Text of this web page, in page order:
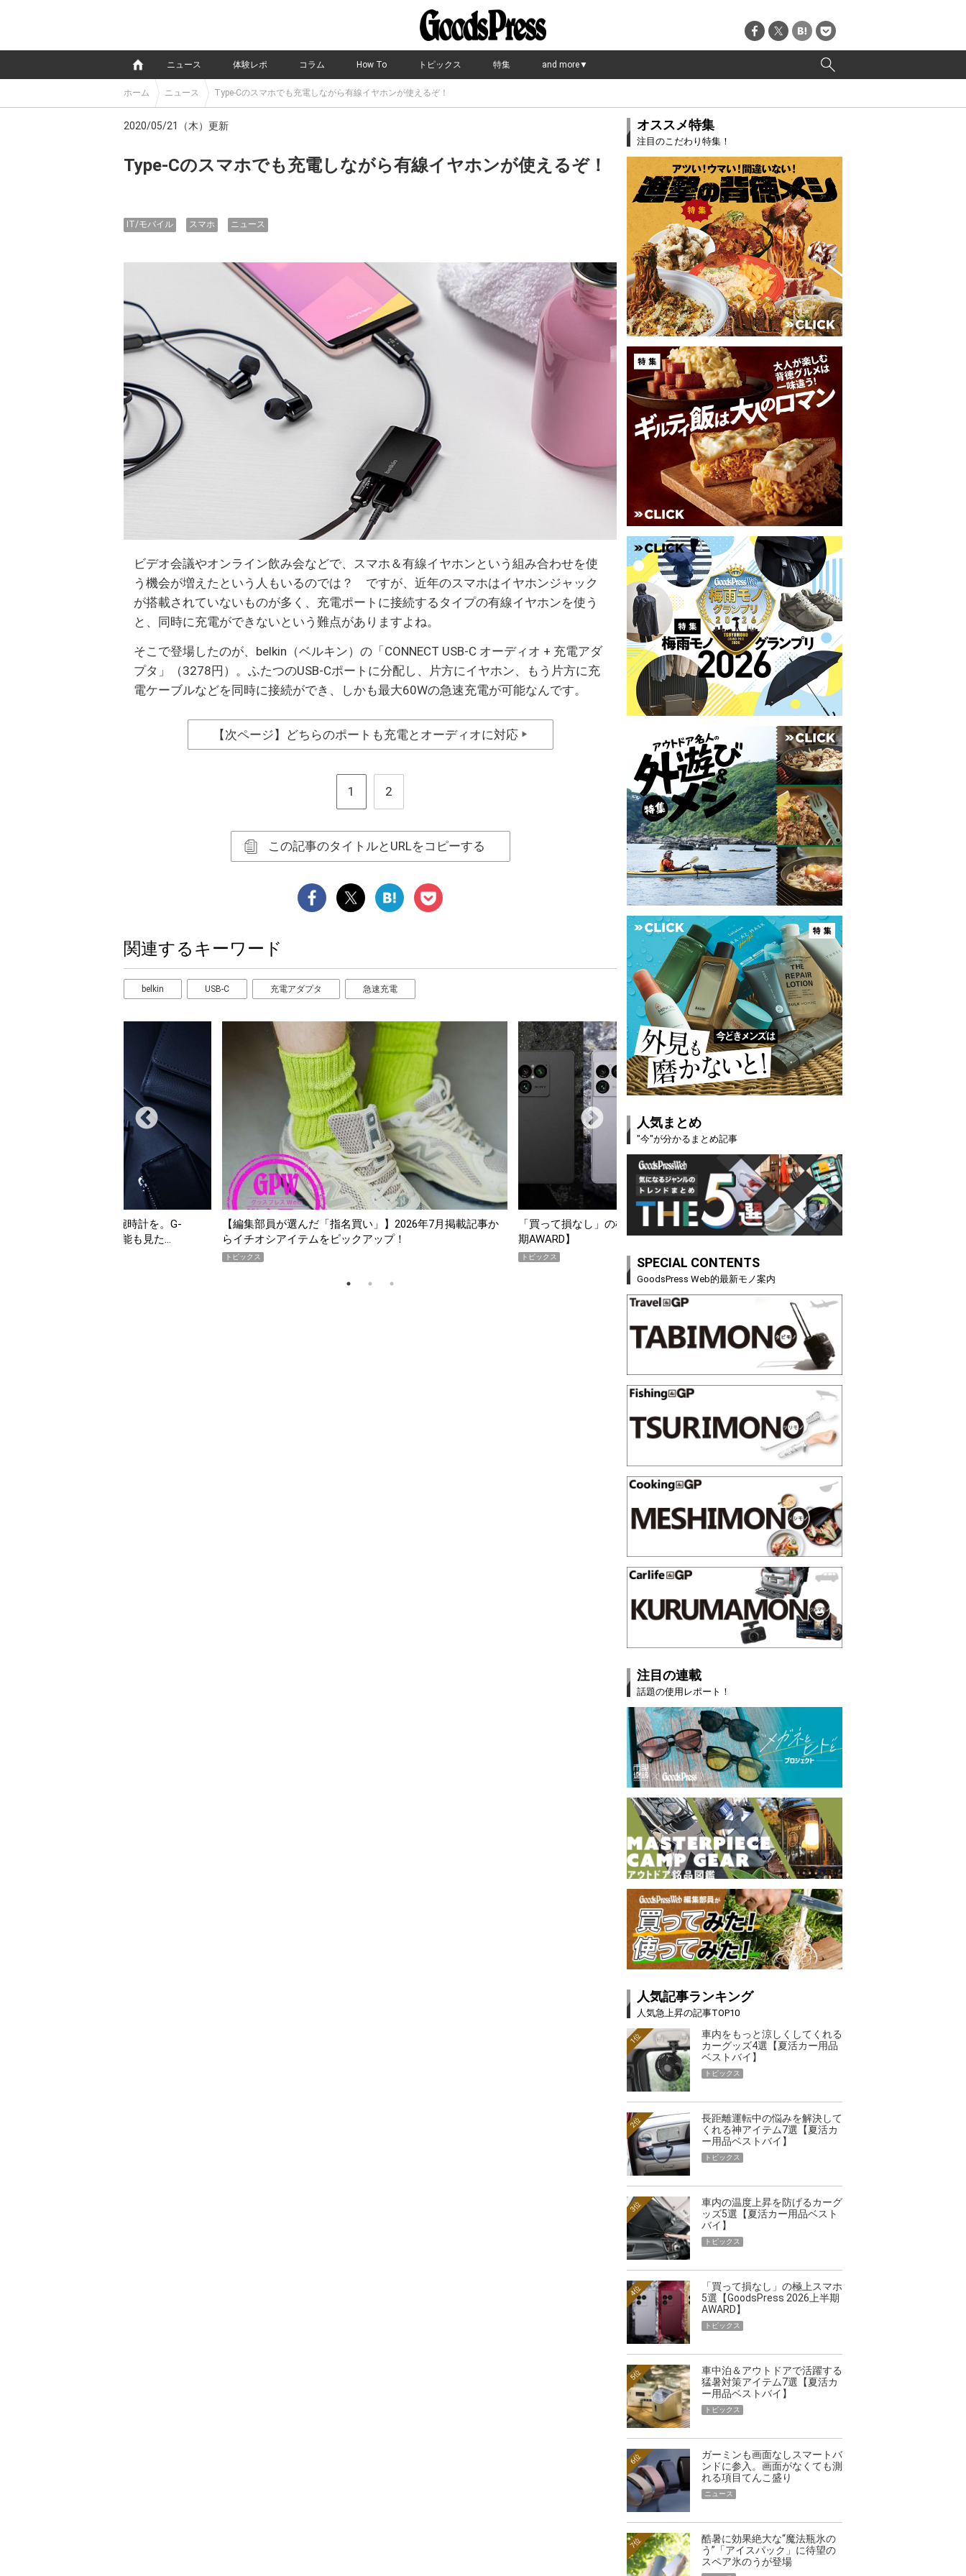
ニュース 体験レポ コラム How To トピックス 特集 and more▼
ホーム ニュース Type-Cのスマホでも充電しながら有線イヤホンが使えるぞ！
2020/05/21（木）更新
Type-Cのスマホでも充電しながら有線イヤホンが使えるぞ！
IT/モバイル スマホ ニュース
ビデオ会議やオンライン飲み会などで、スマホ＆有線イヤホンという組み合わせを使
う機会が増えたという人もいるのでは？ ですが、近年のスマホはイヤホンジャック
が搭載されていないものが多く、充電ポートに接続するタイプの有線イヤホンを使う
と、同時に充電ができないという難点がありますよね。
そこで登場したのが、belkin（ベルキン）の「CONNECT USB-C オーディオ + 充電アダ
プタ」（3278円）。ふたつのUSB-Cポートに分配し、片方にイヤホン、もう片方に充
電ケーブルなどを同時に接続ができ、しかも最大60Wの急速充電が可能なんです。
【次ページ】どちらのポートも充電とオーディオに対応 ▶
1 2
この記事のタイトルとURLをコピーする
関連するキーワード
belkin USB-C 充電アダプタ 急速充電
夏こそ“映える”タフな腕時計を。G-
」は本当に機能も見た…
【編集部員が選んだ「指名買い」】2026年7月掲載記事か
らイチオシアイテムをピックアップ！
トピックス
「買って損なし」の極上スマホ5選【GoodsPress 2026上半
期AWARD】
トピックス
薄着になる季節の夏こそ“映え
SHOCK「GRAVITYMASTER」
オススメ特集
注目のこだわり特集！
人気まとめ
"今"が分かるまとめ記事
SPECIAL CONTENTS
GoodsPress Web的最新モノ案内
注目の連載
話題の使用レポート！
人気記事ランキング
人気急上昇の記事TOP10
車内をもっと涼しくしてくれる
カーグッズ4選【夏活カー用品
ベストバイ】
1位
トピックス
長距離運転中の悩みを解決して
くれる神アイテム7選【夏活カ
ー用品ベストバイ】
2位
トピックス
車内の温度上昇を防げるカーグ
ッズ5選【夏活カー用品ベスト
バイ】
3位
トピックス
「買って損なし」の極上スマホ
5選【GoodsPress 2026上半期
AWARD】
4位
トピックス
車中泊＆アウトドアで活躍する
猛暑対策アイテム7選【夏活カ
ー用品ベストバイ】
5位
トピックス
ガーミンも画面なしスマートバ
ンドに参入。画面がなくても測
れる項目てんこ盛り
6位
ニュース
酷暑に効果絶大な“魔法瓶氷の
う”「アイスパック」に待望の
スペア氷のうが登場
7位